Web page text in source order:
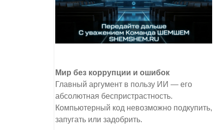
Мир без коррупции и ошибок
Главный аргумент в пользу ИИ — его
абсолютная беспристрастность.
Компьютерный код невозможно подкупить,
запугать или задобрить.